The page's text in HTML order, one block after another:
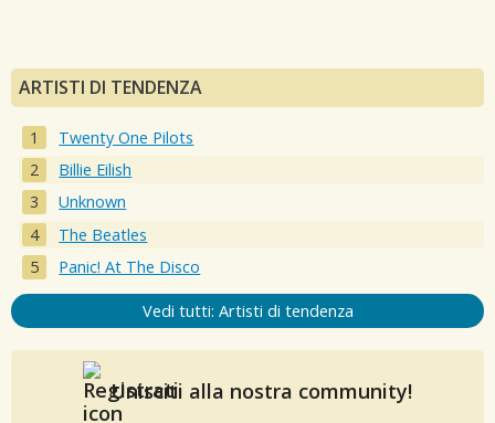
ARTISTI DI TENDENZA
Twenty One Pilots
Billie Eilish
Unknown
The Beatles
Panic! At The Disco
Vedi tutti: Artisti di tendenza
Unisciti alla nostra community!